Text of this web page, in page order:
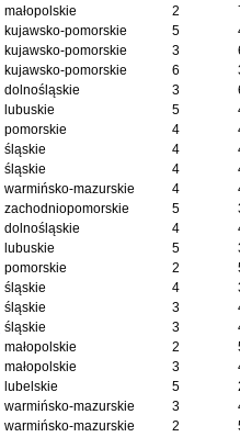
małopolskie 2
kujawsko-pomorskie 5
kujawsko-pomorskie 3
kujawsko-pomorskie 6
dolnośląskie 3
lubuskie 5
pomorskie 4
śląskie 4
śląskie 4
warmińsko-mazurskie 4
zachodniopomorskie 5
dolnośląskie 4
lubuskie 5
pomorskie 2
śląskie 4
śląskie 3
śląskie 3
małopolskie 2
małopolskie 3
lubelskie 5
warmińsko-mazurskie 3
warmińsko-mazurskie 2